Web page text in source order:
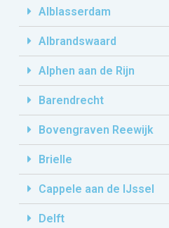
Alblasserdam
Albrandswaard
Alphen aan de Rijn
Barendrecht
Bovengraven Reewijk
Brielle
Cappele aan de IJssel
Delft